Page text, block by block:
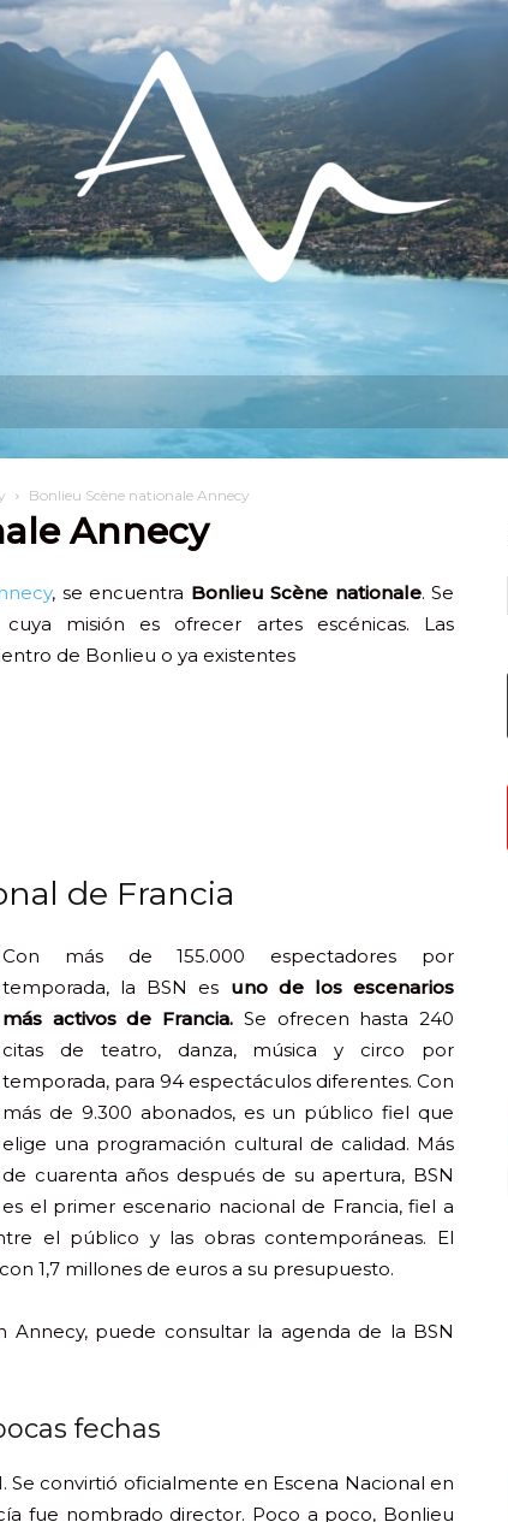
hacer? Permanezca en
Bonlieu Scène nationale Annecy
Annecy
, se encuentra Bonlieu Scène nationale. Se
misión es ofrecer artes escénicas. Las
de Bonlieu o ya existentes
de Francia
Con más de 155.000 espectadores por
temporada, la BSN es uno de los escenarios
más activos de Francia. Se ofrecen hasta 240
citas de teatro, danza, música y circo por
temporada, para 94 espectáculos diferentes. Con
más de 9.300 abonados, es un público fiel que
elige una programación cultural de calidad. Más
de cuarenta años después de su apertura, BSN
es el primer escenario nacional de Francia, fiel a
el público y las obras contemporáneas. El
1,7 millones de euros a su presupuesto.
Annecy, puede consultar la agenda de la BSN
fechas
Se convirtió oficialmente en Escena Nacional en
fue nombrado director. Poco a poco, Bonlieu